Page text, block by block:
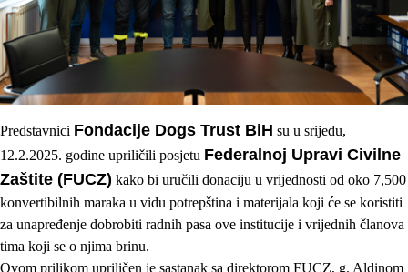
Predstavnici Fondacije Dogs Trust BiH su u srijedu,
12.2.2025. godine upriličili posjetu Federalnoj Upravi Civilne
Zaštite (FUCZ) kako bi uručili donaciju u vrijednosti od oko 7,500
konvertibilnih maraka u vidu potrepština i materijala koji će se koristiti
za unapređenje dobrobiti radnih pasa ove institucije i vrijednih članova
tima koji se o njima brinu.
Ovom prilikom upriličen je sastanak sa direktorom FUCZ, g. Aldinom